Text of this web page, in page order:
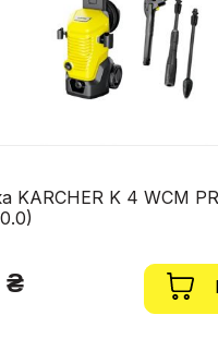
KARCHER K 4 WCM
₴